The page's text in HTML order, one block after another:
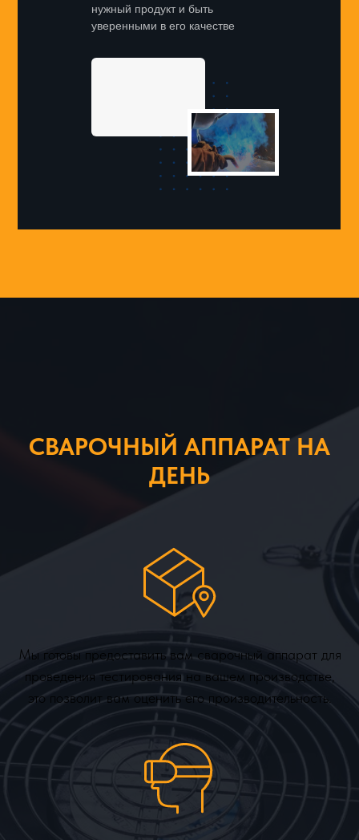
нужный продукт и быть
уверенными в его качестве
СВАРОЧНЫЙ АППАРАТ НА
ДЕНЬ
Мы готовы предоставить вам сварочный аппарат для
проведения тестирования на вашем производстве,
это позволит вам оценить его производительность.